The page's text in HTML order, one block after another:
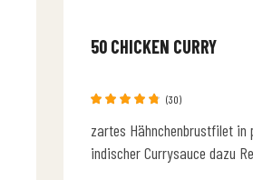
50 CHICKEN CURRY
mit4.77
(30)
zartes Hähnchenbrustfilet in
indischer Currysauce dazu